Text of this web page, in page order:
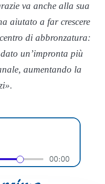
va anche alla sua
aiutato a far crescere
di abbronzatura:
un’impronta più
aumentando la